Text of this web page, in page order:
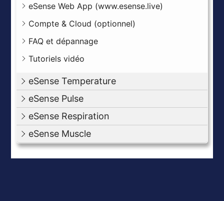
eSense Web App (www.esense.live)
Compte & Cloud (optionnel)
FAQ et dépannage
Tutoriels vidéo
eSense Temperature
eSense Pulse
eSense Respiration
eSense Muscle